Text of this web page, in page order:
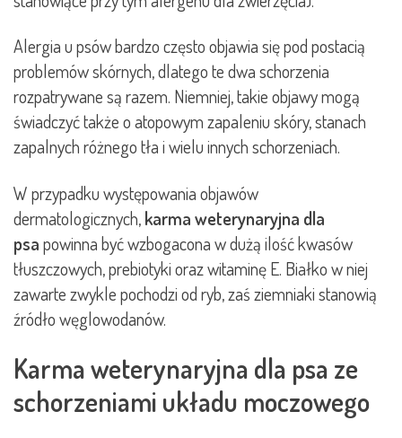
Alergia u psów bardzo często objawia się pod postacią
problemów skórnych, dlatego te dwa schorzenia
rozpatrywane są razem. Niemniej, takie objawy mogą
świadczyć także o atopowym zapaleniu skóry, stanach
zapalnych różnego tła i wielu innych schorzeniach.
W przypadku występowania objawów
dermatologicznych,karma weterynaryjna dla
psapowinna być wzbogacona w dużą ilość kwasów
tłuszczowych, prebiotyki oraz witaminę E. Białko w niej
zawarte zwykle pochodzi od ryb, zaś ziemniaki stanowią
źródło węglowodanów.
Karma weterynaryjna dla psa ze
schorzeniami układu moczowego